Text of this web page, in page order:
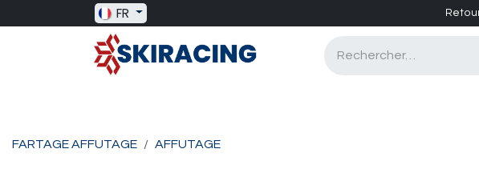
Se rendre au contenu
FR
FARTAGE AFFUTAGE AFFUTAGE